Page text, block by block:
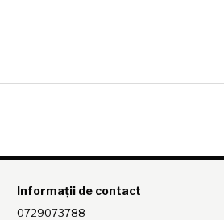
Informații de contact
0729073788